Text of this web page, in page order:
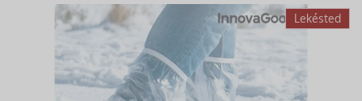
Lekésted